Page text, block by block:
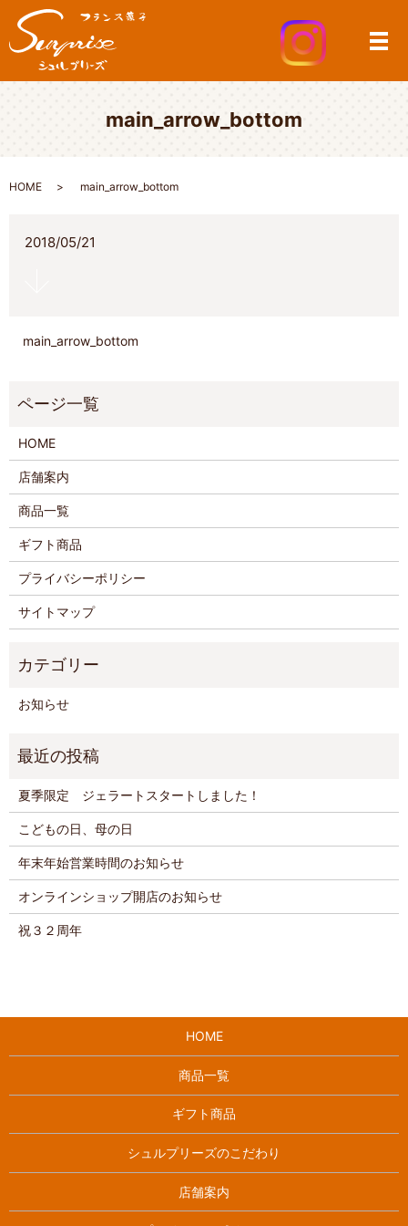
メ
main_arrow_bottom
HOME main_arrow_bottom
2018/05/21
main_arrow_bottom
HOME
店舗案内
商品一覧
ギフト商品
プライバシーポリシー
サイトマップ
お知らせ
夏季限定 ジェラートスタートしました！
こどもの日、母の日
年末年始営業時間のお知らせ
オンラインショップ開店のお知らせ
祝３２周年
HOME
商品一覧
ギフト商品
シュルプリーズのこだわり
店舗案内